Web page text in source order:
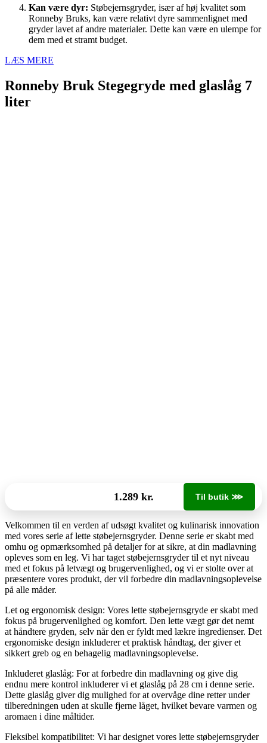
Kan være dyr: Støbejernsgryder, især af høj kvalitet som
Ronneby Bruks, kan være relativt dyre sammenlignet med
gryder lavet af andre materialer. Dette kan være en ulempe for
dem med et stramt budget.
LÆS MERE
Ronneby Bruk Stegegryde med glaslåg 7
liter
1.289 kr. Til butik ⋙
Velkommen til en verden af udsøgt kvalitet og kulinarisk innovation
med vores serie af lette støbejernsgryder. Denne serie er skabt med
omhu og opmærksomhed på detaljer for at sikre, at din madlavning
opleves som en leg. Vi har taget støbejernsgryder til et nyt niveau
med et fokus på letvægt og brugervenlighed, og vi er stolte over at
præsentere vores produkt, der vil forbedre din madlavningsoplevelse
på alle måder.
Let og ergonomisk design: Vores lette støbejernsgryde er skabt med
fokus på brugervenlighed og komfort. Den lette vægt gør det nemt
at håndtere gryden, selv når den er fyldt med lækre ingredienser. Det
ergonomiske design inkluderer et praktisk håndtag, der giver et
sikkert greb og en behagelig madlavningsoplevelse.
Inkluderet glaslåg: For at forbedre din madlavning og give dig
endnu mere kontrol inkluderer vi et glaslåg på 28 cm i denne serie.
Dette glaslåg giver dig mulighed for at overvåge dine retter under
tilberedningen uden at skulle fjerne låget, hvilket bevare varmen og
aromaen i dine måltider.
Fleksibel kompatibilitet: Vi har designet vores lette støbejernsgryder